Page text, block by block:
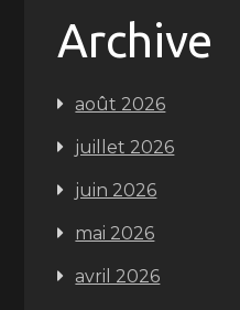
Archive
août 2026
juillet 2026
juin 2026
mai 2026
avril 2026